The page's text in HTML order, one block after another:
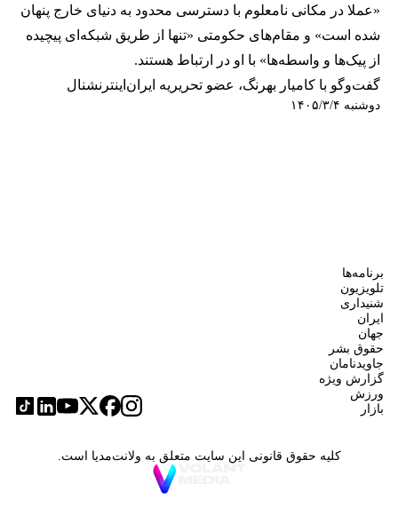
«عملا در مکانی نامعلوم با دسترسی محدود به دنیای خارج پنهان
شده است» و مقام‌های حکومتی «تنها از طریق شبکه‌ای پیچیده
از پیک‌ها و واسطه‌ها» با او در ارتباط هستند.
گفت‌وگو با کامیار بهرنگ، عضو تحریریه ایران‌اینترنشنال
دوشنبه ۱۴۰۵/۳/۴
برنامه‌ها
تلویزیون
شنیداری
ایران
جهان
حقوق بشر
جاویدنامان
گزارش ویژه
ورزش
بازار
کلیه حقوق قانونی این سایت متعلق به ولانت‌مدیا است.